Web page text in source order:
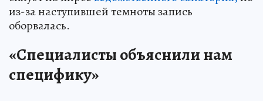
из-за наступившей темноты запись
оборвалась.
«Специалисты объяснили нам
специфику»